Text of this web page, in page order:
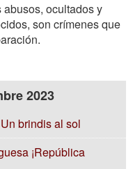
ocultados y
son crímenes que
2023
brindis al sol
¡República